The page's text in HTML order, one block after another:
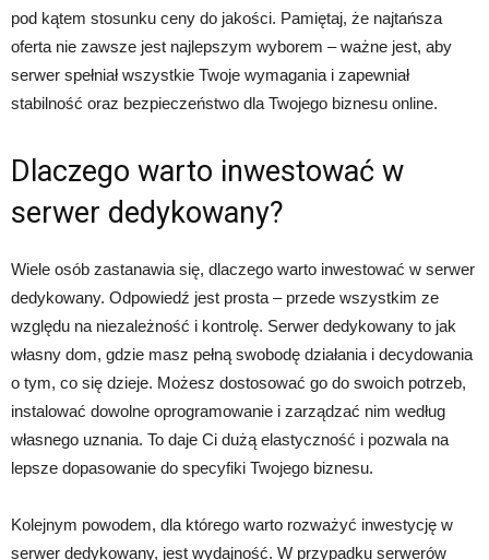
pod kątem stosunku ceny do jakości. Pamiętaj, że najtańsza
oferta nie zawsze jest najlepszym wyborem – ważne jest, aby
serwer spełniał wszystkie Twoje wymagania i zapewniał
stabilność oraz bezpieczeństwo dla Twojego biznesu online.
Dlaczego warto inwestować w
serwer dedykowany?
Wiele osób zastanawia się, dlaczego warto inwestować w serwer
dedykowany. Odpowiedź jest prosta – przede wszystkim ze
względu na niezależność i kontrolę. Serwer dedykowany to jak
własny dom, gdzie masz pełną swobodę działania i decydowania
o tym, co się dzieje. Możesz dostosować go do swoich potrzeb,
instalować dowolne oprogramowanie i zarządzać nim według
własnego uznania. To daje Ci dużą elastyczność i pozwala na
lepsze dopasowanie do specyfiki Twojego biznesu.
Kolejnym powodem, dla którego warto rozważyć inwestycję w
serwer dedykowany, jest wydajność. W przypadku serwerów